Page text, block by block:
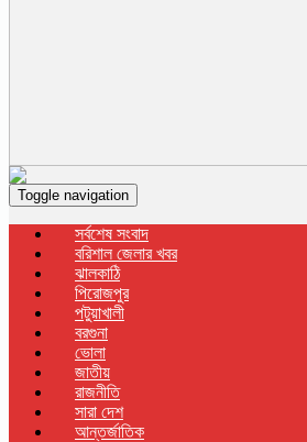
Toggle navigation
সর্বশেষ সংবাদ
বরিশাল জেলার খবর
ঝালকাঠি
পিরোজপুর
পটুয়াখালী
বরগুনা
ভোলা
জাতীয়
রাজনীতি
সারা দেশ
আন্তর্জাতিক